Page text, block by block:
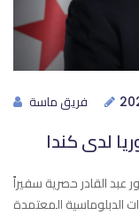
فريق ماسة
لدى كندا
عبد القادر حصرية سفيراً